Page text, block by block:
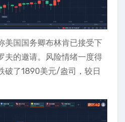
美国国务卿布林肯已接受下
夫的邀请。风险情绪一度得
破了1890美元/盎司，较日